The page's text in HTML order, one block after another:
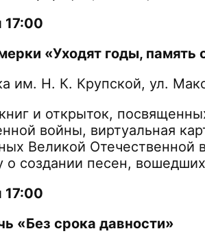
17:00
«Уходят годы, память
им. Н. К. Крупской, ул.
и открыток,
войны, виртуальная
Великой Отечественной
о создании песен,
17:00
«Без срока давности»